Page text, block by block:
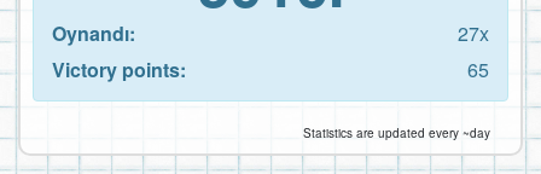
Oynandı:
27x
Victory points:
65
Statistics are updated every ~day